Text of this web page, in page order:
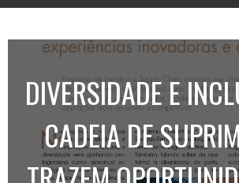
DIVERSIDADE E
CADEIA DE